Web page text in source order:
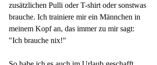
zusätzlichen Pulli oder T-shirt oder sonstwas
brauche. Ich trainiere mir ein Männchen in
meinem Kopf an, das immer zu mir sagt:
"Ich brauche nix!"